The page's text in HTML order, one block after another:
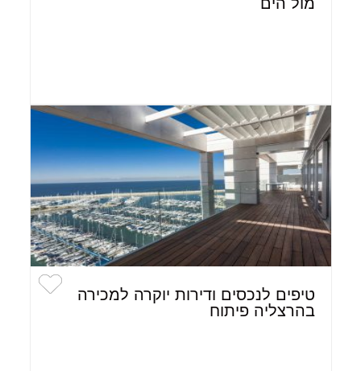
טיפים לנכסים ודירות יוקרה למכירה
בהרצליה פיתוח